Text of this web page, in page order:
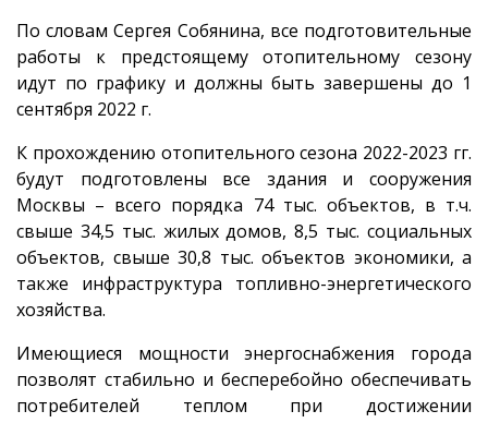
По словам Сергея Собянина, все подготовительные
работы к предстоящему отопительному сезону
идут по графику и должны быть завершены до 1
сентября 2022 г.
К прохождению отопительного сезона 2022-2023 гг.
будут подготовлены все здания и сооружения
Москвы – всего порядка 74 тыс. объектов, в т.ч.
свыше 34,5 тыс. жилых домов, 8,5 тыс. социальных
объектов, свыше 30,8 тыс. объектов экономики, а
также инфраструктура топливно-энергетического
хозяйства.
Имеющиеся мощности энергоснабжения города
позволят стабильно и бесперебойно обеспечивать
потребителей теплом при достижении